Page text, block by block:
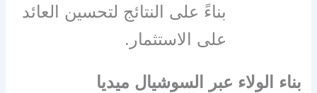
بناءً على النتائج لتحسين العائد
على الاستثمار.
بناء الولاء عبر السوشيال ميديا